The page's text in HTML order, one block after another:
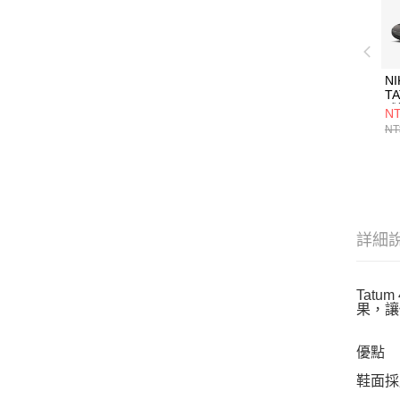
詳細
Tatum
果，
優點
鞋面